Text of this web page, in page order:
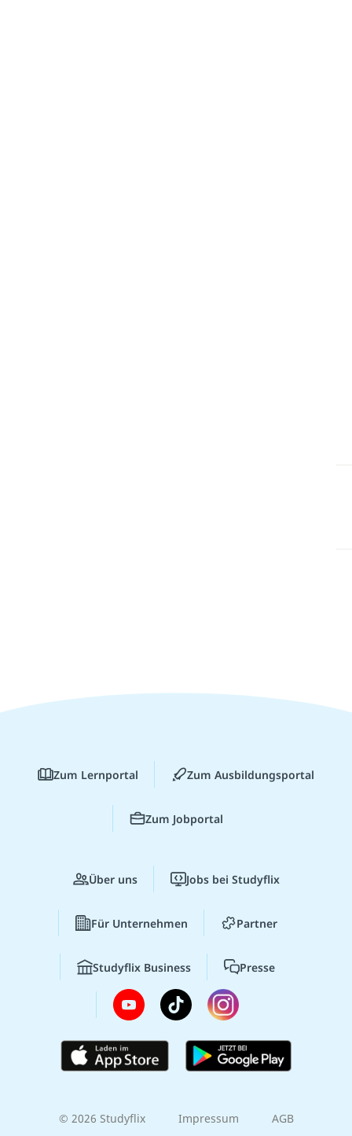
Zum Lernportal Zum Ausbildungsportal
Zum Jobportal
Über uns Jobs bei Studyflix
Für Unternehmen Partner
Studyflix Business Presse
© 2026 Studyflix Impressum AGB